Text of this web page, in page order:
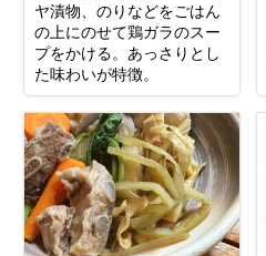
ヤ漬物、のりなどをごはん
の上にのせて鶏ガラのスー
プをかける。あっさりとし
た味わいが特徴。